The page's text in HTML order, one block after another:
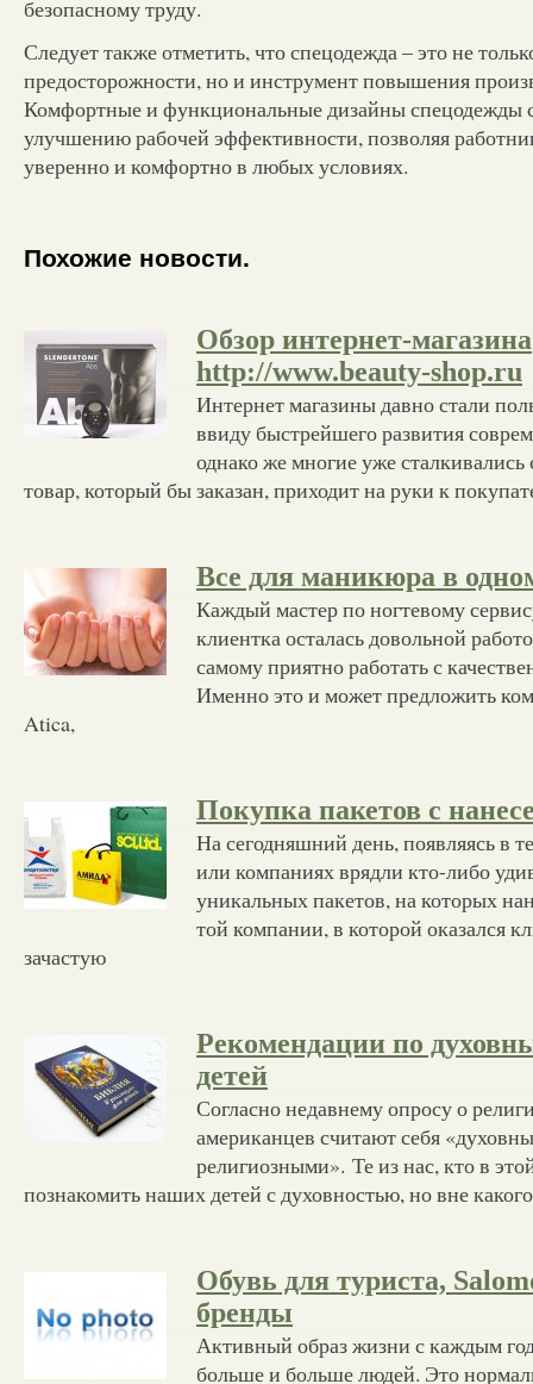
безопасному труду.
Следует также отметить, что спецодежда – это не
предосторожности, но и инструмент повышения
Комфортные и функциональные дизайны спецодежды
улучшению рабочей эффективности, позволяя
уверенно и комфортно в любых условиях.
Похожие новости.
Обзор интернет-магазина
http://www.beauty-shop.ru
Интернет магазины давно стали
ввиду быстрейшего развития
однако же многие уже сталкивались
товар, который бы заказан, приходит на руки к
Все для маникюра в
Каждый мастер по ногтевому
клиентка осталась довольной
самому приятно работать с
Именно это и может предложить
Atica,
Покупка пакетов с
На сегодняшний день, появляясь в
или компаниях врядли кто-либо
уникальных пакетов, на которых
той компании, в которой оказался
зачастую
Рекомендации по
детей
Согласно недавнему опросу о
американцев считают себя
религиозными». Те из нас, кто в
познакомить наших детей с духовностью, но вне
Обувь для туриста,
бренды
Активный образ жизни с каждым
больше и больше людей. Это